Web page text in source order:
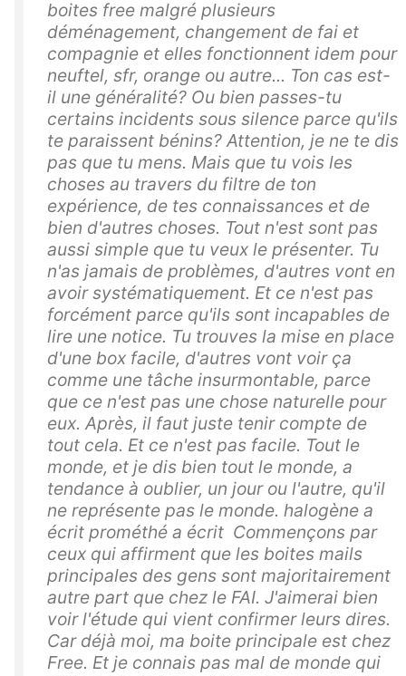
boites free malgré plusieurs
déménagement, changement de fai et
compagnie et elles fonctionnent idem pour
neuftel, sfr, orange ou autre... Ton cas est-
il une généralité? Ou bien passes-tu
certains incidents sous silence parce qu'ils
te paraissent bénins? Attention, je ne te dis
pas que tu mens. Mais que tu vois les
choses au travers du filtre de ton
expérience, de tes connaissances et de
bien d'autres choses. Tout n'est sont pas
aussi simple que tu veux le présenter. Tu
n'as jamais de problèmes, d'autres vont en
avoir systématiquement. Et ce n'est pas
forcément parce qu'ils sont incapables de
lire une notice. Tu trouves la mise en place
d'une box facile, d'autres vont voir ça
comme une tâche insurmontable, parce
que ce n'est pas une chose naturelle pour
eux. Après, il faut juste tenir compte de
tout cela. Et ce n'est pas facile. Tout le
monde, et je dis bien tout le monde, a
tendance à oublier, un jour ou l'autre, qu'il
ne représente pas le monde. halogène a
écrit prométhé a écrit Commençons par
ceux qui affirment que les boites mails
principales des gens sont majoritairement
autre part que chez le FAI. J'aimerai bien
voir l'étude qui vient confirmer leurs dires.
Car déjà moi, ma boite principale est chez
Free. Et je connais pas mal de monde qui